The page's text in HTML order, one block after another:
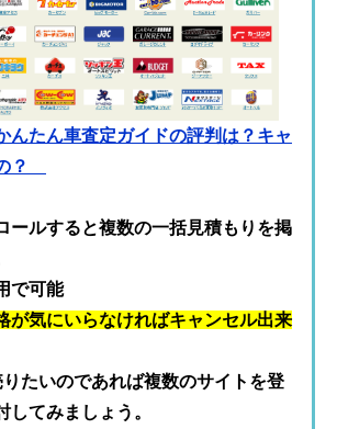
んたん車査定ガイドの評判は？キャ
？
ールすると複数の一括見積もりを掲
で可能
が気にいらなければキャンセル出来
たいのであれば複数のサイトを登
してみましょう。